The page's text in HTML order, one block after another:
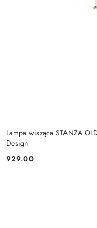
Lampa wisząca STANZA
Design
Cena:
929.00